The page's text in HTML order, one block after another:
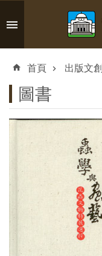
跳到主要內容區塊
搜
臺
首頁 出版文創
圖書